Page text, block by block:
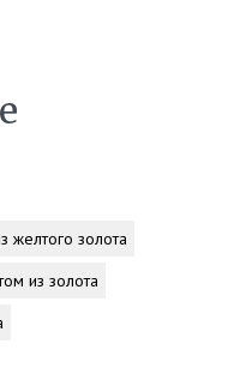
желтого золота
из золота